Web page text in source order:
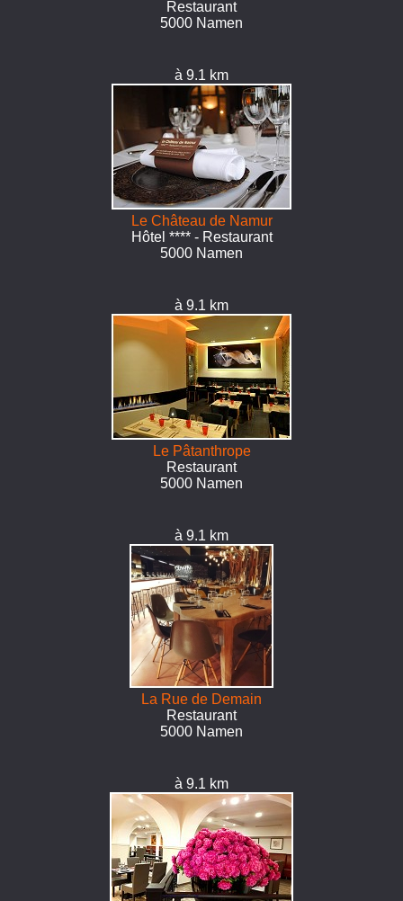
Restaurant
5000 Namen
à 9.1 km
Le Château de Namur
Hôtel **** - Restaurant
5000 Namen
à 9.1 km
Le Pâtanthrope
Restaurant
5000 Namen
à 9.1 km
La Rue de Demain
Restaurant
5000 Namen
à 9.1 km